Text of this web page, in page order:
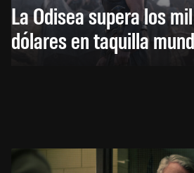
La Odisea supera los
dólares en taquilla